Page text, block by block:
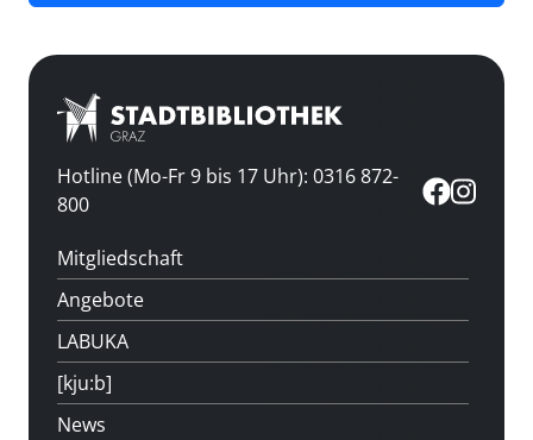
Hotline (Mo-Fr 9 bis 17 Uhr): 0316 872-
800
Mitgliedschaft
Angebote
LABUKA
[kju:b]
News